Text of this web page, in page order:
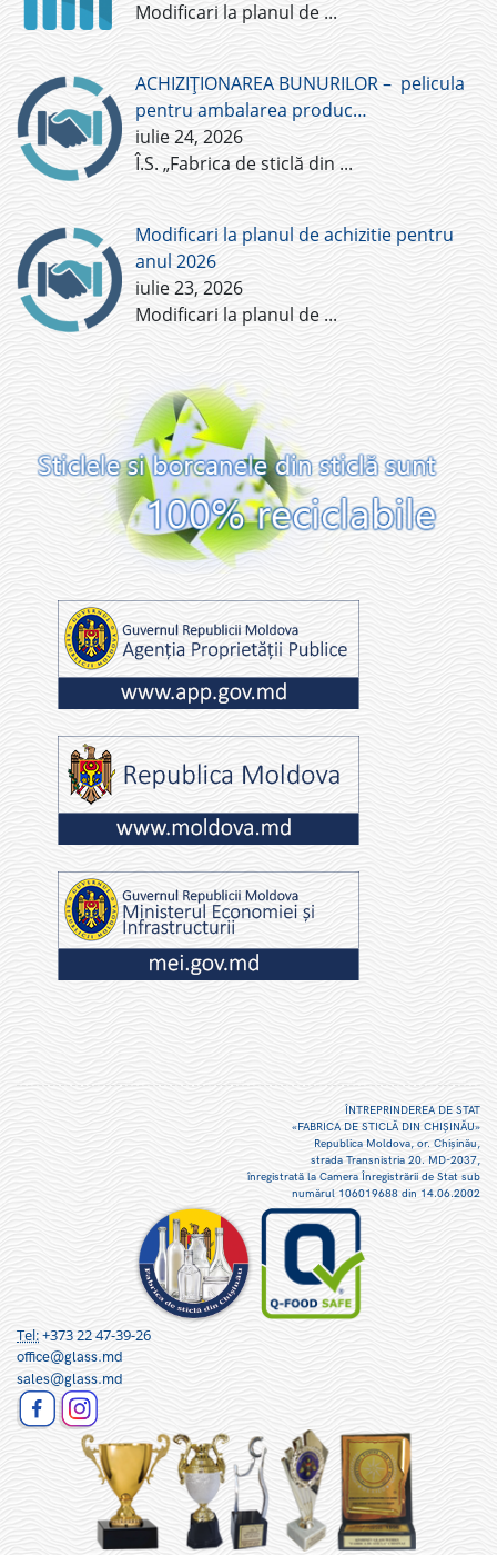
Modificari la planul de ...
ACHIZIȚIONAREA BUNURILOR – pelicula
pentru ambalarea produc…
iulie 24, 2026
Î.S. „Fabrica de sticlă din ...
Modificari la planul de achizitie pentru
anul 2026
iulie 23, 2026
Modificari la planul de ...
ÎNTREPRINDEREA DE STAT
«FABRICA DE STICLĂ DIN CHIŞINĂU»
Republica Moldova, or. Chişinău,
strada Transnistria 20. MD-2037,
înregistrată la Camera Înregistrării de Stat sub
numărul 106019688 din 14.06.2002
Tel:+373 22 47-39-26
office@glass.md
sales@glass.md